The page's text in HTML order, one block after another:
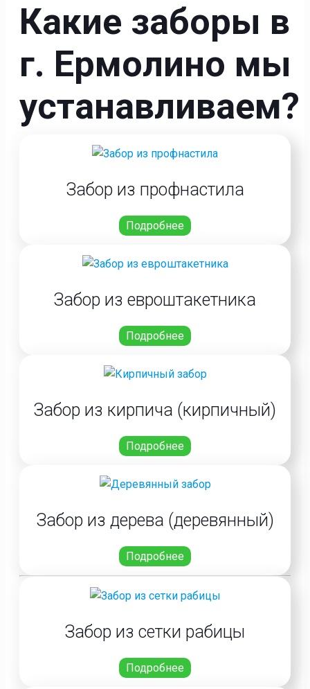
Какие заборы в
г. Ермолино мы
устанавливаем?
Забор из профнастила
Подробнее
Забор из евроштакетника
Подробнее
Забор из кирпича (кирпичный)
Подробнее
Забор из дерева (деревянный)
Подробнее
Забор из сетки рабицы
Подробнее